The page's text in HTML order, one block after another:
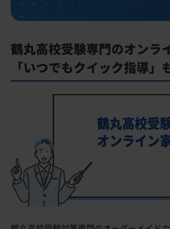
鶴丸高校受験専門のオンラ
「いつでもクイック指導」
鶴丸高校受
オンライン